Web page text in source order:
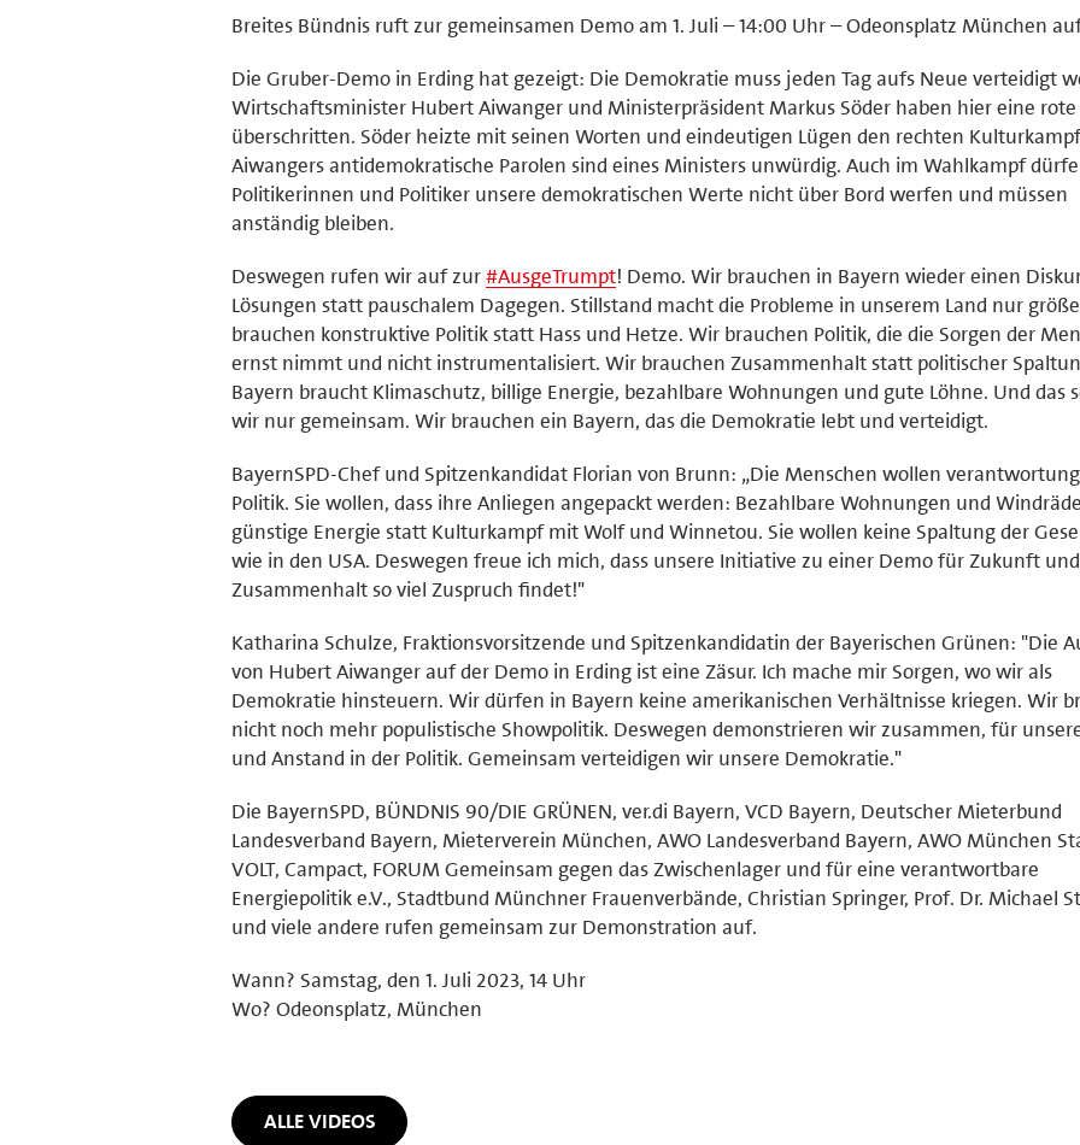
Breites Bündnis ruft zur gemeinsamen Demo am 1. Juli – 14:00 Uhr – Odeonsplatz München
Die Gruber-Demo in Erding hat gezeigt: Die Demokratie muss jeden Tag aufs Neue verteidigt
Wirtschaftsminister Hubert Aiwanger und Ministerpräsident Markus Söder haben hier eine rote
überschritten. Söder heizte mit seinen Worten und eindeutigen Lügen den rechten
Aiwangers antidemokratische Parolen sind eines Ministers unwürdig. Auch im Wahlkampf
Politikerinnen und Politiker unsere demokratischen Werte nicht über Bord werfen und müssen
anständig bleiben.
Deswegen rufen wir auf zur#AusgeTrumpt! Demo. Wir brauchen in Bayern wieder einen
Lösungen statt pauschalem Dagegen. Stillstand macht die Probleme in unserem Land nur
brauchen konstruktive Politik statt Hass und Hetze. Wir brauchen Politik, die die Sorgen der
ernst nimmt und nicht instrumentalisiert. Wir brauchen Zusammenhalt statt politischer
Bayern braucht Klimaschutz, billige Energie, bezahlbare Wohnungen und gute Löhne. Und das
wir nur gemeinsam. Wir brauchen ein Bayern, das die Demokratie lebt und verteidigt.
BayernSPD-Chef und Spitzenkandidat Florian von Brunn: „Die Menschen wollen
Politik. Sie wollen, dass ihre Anliegen angepackt werden: Bezahlbare Wohnungen und
günstige Energie statt Kulturkampf mit Wolf und Winnetou. Sie wollen keine Spaltung der
wie in den USA. Deswegen freue ich mich, dass unsere Initiative zu einer Demo für Zukunft und
Zusammenhalt so viel Zuspruch findet!"
Katharina Schulze, Fraktionsvorsitzende und Spitzenkandidatin der Bayerischen Grünen: "Die
von Hubert Aiwanger auf der Demo in Erding ist eine Zäsur. Ich mache mir Sorgen, wo wir als
Demokratie hinsteuern. Wir dürfen in Bayern keine amerikanischen Verhältnisse kriegen. Wir
nicht noch mehr populistische Showpolitik. Deswegen demonstrieren wir zusammen, für
und Anstand in der Politik. Gemeinsam verteidigen wir unsere Demokratie."
Die BayernSPD, BÜNDNIS 90/DIE GRÜNEN, ver.di Bayern, VCD Bayern, Deutscher Mieterbund
Landesverband Bayern, Mieterverein München, AWO Landesverband Bayern, AWO München
VOLT, Campact, FORUM Gemeinsam gegen das Zwischenlager und für eine verantwortbare
Energiepolitik e.V., Stadtbund Münchner Frauenverbände, Christian Springer, Prof. Dr. Michael
und viele andere rufen gemeinsam zur Demonstration auf.
Wann? Samstag, den 1. Juli 2023, 14 Uhr
Wo? Odeonsplatz, München
ALLE VIDEOS